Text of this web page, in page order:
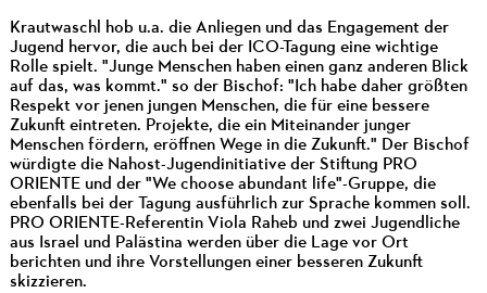
Krautwaschl hob u.a. die Anliegen und das Engagement der
Jugend hervor, die auch bei der ICO-Tagung eine wichtige
Rolle spielt. "Junge Menschen haben einen ganz anderen Blick
auf das, was kommt." so der Bischof: "Ich habe daher größten
Respekt vor jenen jungen Menschen, die für eine bessere
Zukunft eintreten. Projekte, die ein Miteinander junger
Menschen fördern, eröffnen Wege in die Zukunft." Der Bischof
würdigte die Nahost-Jugendinitiative der Stiftung PRO
ORIENTE und der "We choose abundant life"-Gruppe, die
ebenfalls bei der Tagung ausführlich zur Sprache kommen soll.
PRO ORIENTE-Referentin Viola Raheb und zwei Jugendliche
aus Israel und Palästina werden über die Lage vor Ort
berichten und ihre Vorstellungen einer besseren Zukunft
skizzieren.